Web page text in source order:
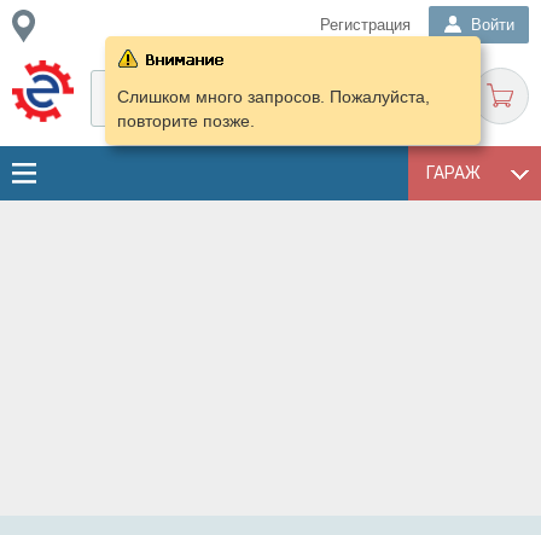
Регистрация Войти
ГАРАЖ
Слишком много запросов. Пожалуйста,
повторите позже.